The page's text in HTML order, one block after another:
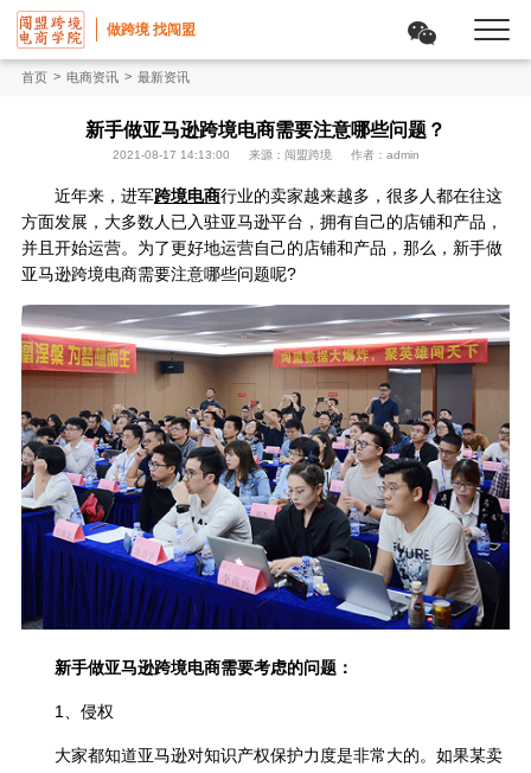
做跨境 找闯盟
首页 > 电商资讯 > 最新资讯
新手做亚马逊跨境电商需要注意哪些问题？
2021-08-17 14:13:00 来源：闯盟跨境 作者：admin
近年来，进军跨境电商行业的卖家越来越多，很多人都在往这
方面发展，大多数人已入驻亚马逊平台，拥有自己的店铺和产品，
并且开始运营。为了更好地运营自己的店铺和产品，那么，新手做
亚马逊跨境电商需要注意哪些问题呢?
新手做亚马逊跨境电商需要考虑的问题：
1、侵权
大家都知道亚马逊对知识产权保护力度是非常大的。如果某卖